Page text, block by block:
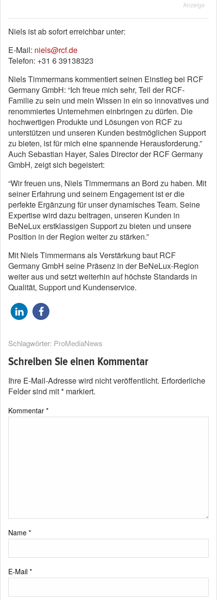
Anzeige
Niels ist ab sofort erreichbar unter:
E-Mail: niels@rcf.de
Telefon: +31 6 39138323
Niels Timmermans kommentiert seinen Einstieg bei RCF
Germany GmbH: “Ich freue mich sehr, Teil der RCF-
Familie zu sein und mein Wissen in ein so innovatives und
renommiertes Unternehmen einbringen zu dürfen. Die
hochwertigen Produkte und Lösungen von RCF zu
unterstützen und unseren Kunden bestmöglichen Support
zu bieten, ist für mich eine spannende Herausforderung.”
Auch Sebastian Hayer, Sales Director der RCF Germany
GmbH, zeigt sich begeistert:
“Wir freuen uns, Niels Timmermans an Bord zu haben. Mit
seiner Erfahrung und seinem Engagement ist er die
perfekte Ergänzung für unser dynamisches Team. Seine
Expertise wird dazu beitragen, unseren Kunden in
BeNeLux erstklassigen Support zu bieten und unsere
Position in der Region weiter zu stärken.”
Mit Niels Timmermans als Verstärkung baut RCF
Germany GmbH seine Präsenz in der BeNeLux-Region
weiter aus und setzt weiterhin auf höchste Standards in
Qualität, Support und Kundenservice.
Schlagwörter: ProMediaNews
Schreiben Sie einen Kommentar
Ihre E-Mail-Adresse wird nicht veröffentlicht. Erforderliche
Felder sind mit* markiert.
Kommentar *
Name *
E-Mail *